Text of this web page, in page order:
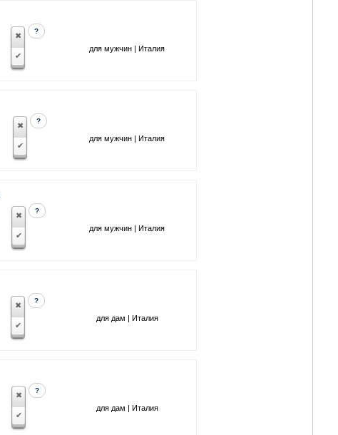
?
для мужчин | Италия
?
для мужчин | Италия
?
для мужчин | Италия
?
для дам | Италия
?
для дам | Италия